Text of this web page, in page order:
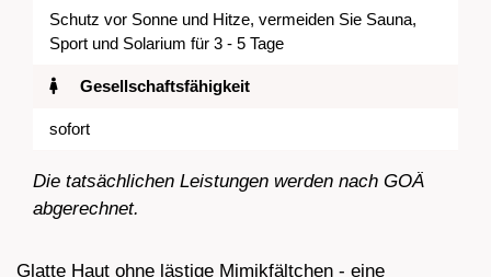
Schutz vor Sonne und Hitze, vermeiden Sie Sauna,
Sport und Solarium für 3 - 5 Tage
Gesellschaftsfähigkeit
sofort
Die tatsächlichen Leistungen werden nach GOÄ
abgerechnet.
Glatte Haut ohne lästige Mimikfältchen - eine